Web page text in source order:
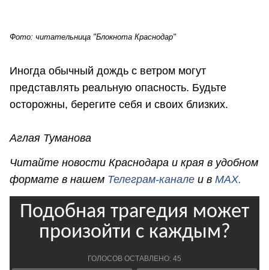
Фото: читательница "Блокнота Краснодар"
Иногда обычный дождь с ветром могут
представлять реальную опасность. Будьте
осторожны, берегите себя и своих близких.
Аглая Туманова
Читайте новости Краснодара и края в удобном
формате в нашем Телеграм-канале и в MAX.